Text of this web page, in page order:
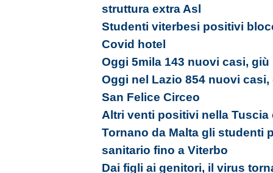
struttura extra Asl
Studenti viterbesi positivi
Covid hotel
Oggi 5mila 143 nuovi casi,
Oggi nel Lazio 854 nuovi
San Felice Circeo
Altri venti positivi nella
Tornano da Malta gli studenti
sanitario fino a Viterbo
Dai figli ai genitori, il virus